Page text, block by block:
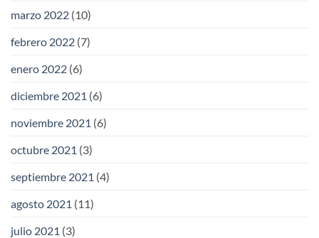
marzo 2022 (10)
febrero 2022 (7)
enero 2022 (6)
diciembre 2021 (6)
noviembre 2021 (6)
octubre 2021 (3)
septiembre 2021 (4)
agosto 2021 (11)
julio 2021 (3)